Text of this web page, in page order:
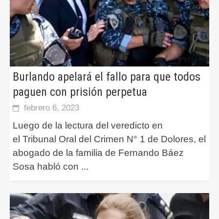
Burlando apelará el fallo para que todos
paguen con prisión perpetua
febrero 6, 2023
Luego de la lectura del veredicto en
el Tribunal Oral del Crimen N° 1 de Dolores, el
abogado de la familia de Fernando Báez
Sosa habló con ...